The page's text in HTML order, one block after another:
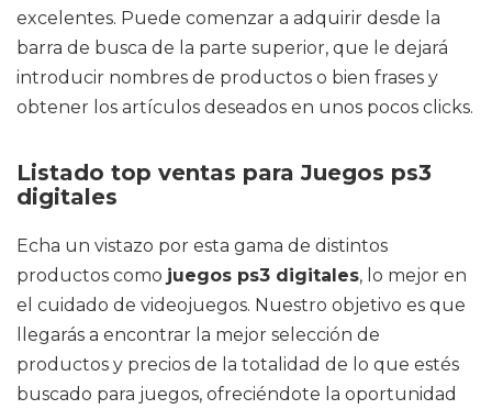
excelentes. Puede comenzar a adquirir desde la
barra de busca de la parte superior, que le dejará
introducir nombres de productos o bien frases y
obtener los artículos deseados en unos pocos clicks.
Listado top ventas para Juegos ps3
digitales
Echa un vistazo por esta gama de distintos
productos como juegos ps3 digitales, lo mejor en
el cuidado de videojuegos. Nuestro objetivo es que
llegarás a encontrar la mejor selección de
productos y precios de la totalidad de lo que estés
buscado para juegos, ofreciéndote la oportunidad